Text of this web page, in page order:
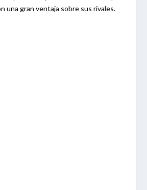
una gran ventaja sobre sus rivales.